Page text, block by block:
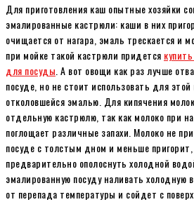
Для приготовления каш опытные хозяйки
эмалированные кастрюли: каши в них
очищается от нагара, эмаль трескается и
при мойке такой кастрюли придется
для посуды . А вот овощи как раз лучше
посуде, но не стоит использовать для
отколовшейся эмалью. Для кипячения
отдельную кастрюлю, так как молоко при
поглощает различные запахи. Молоко не
посуде с толстым дном и меньше
предварительно ополоснуть холодной
эмалированную посуду наливать холодную
от перепада температуры и сойдет с